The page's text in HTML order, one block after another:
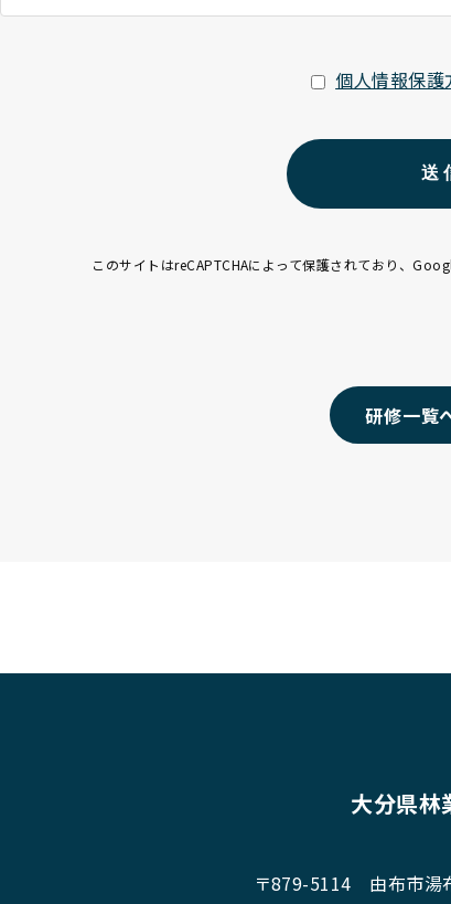
個人情報保護
このサイトはreCAPTCHAによって保護されており、
研修一覧
大分県林
〒879-5114 由布市湯